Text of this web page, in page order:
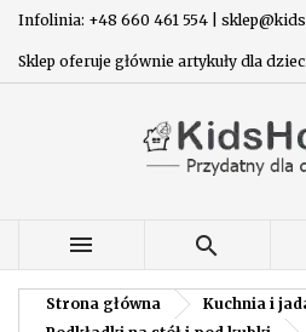
Infolinia: +48 660 461 554 |
Sklep oferuje głównie artykuły dla
 
Strona główna
Kuchnia i